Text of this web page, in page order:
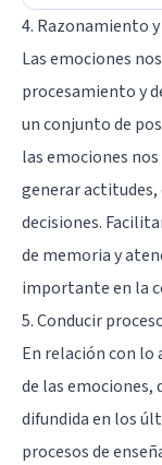
4. Razonamiento
Las emociones
procesamiento y
un conjunto de
las emociones
generar
decisiones.
de memoria y
importante en la
5. Conducir
En relación con lo
de las emociones,
difundida en los
procesos de